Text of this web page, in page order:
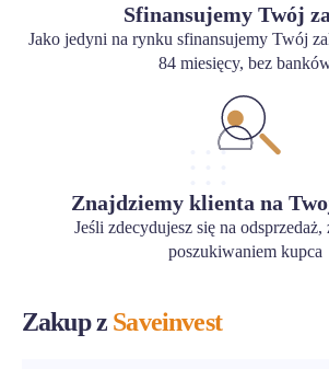
Sfinansujemy Twój
Jako jedyni na rynku sfinansujemy Twój
84 miesięcy, bez
Znajdziemy klienta na
Jeśli zdecydujesz się na odsprzedaż,
poszukiwaniem kupca
Zakup z Saveinvest